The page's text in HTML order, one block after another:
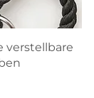
verstellbare